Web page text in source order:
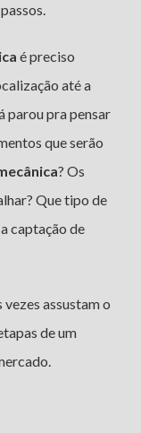
é preciso
até a
parou pra pensar
que serão
? Os
Que tipo de
captação de
assustam o
de um